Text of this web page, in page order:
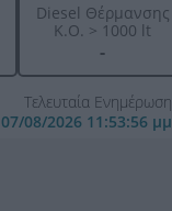
Diesel Θέρμανσης
K.O. > 1000 lt
-
Τελευταία Ενημέρωση
07/08/2026 11:53:56 μμ